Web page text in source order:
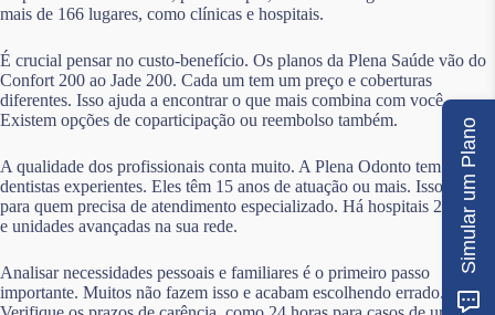
mais de 166 lugares, como clínicas e hospitais.
É crucial pensar no custo-benefício. Os planos da Plena Saúde vão do
Confort 200 ao Jade 200. Cada um tem um preço e coberturas
diferentes. Isso ajuda a encontrar o que mais combina com você.
Existem opções de coparticipação ou reembolso também.
A qualidade dos profissionais conta muito. A Plena Odonto tem
dentistas experientes. Eles têm 15 anos de atuação ou mais. Isso é bom
para quem precisa de atendimento especializado. Há hospitais 24 horas
e unidades avançadas na sua rede.
Analisar necessidades pessoais e familiares é o primeiro passo
importante. Muitos não fazem isso e acabam escolhendo errado.
Simular um Plano